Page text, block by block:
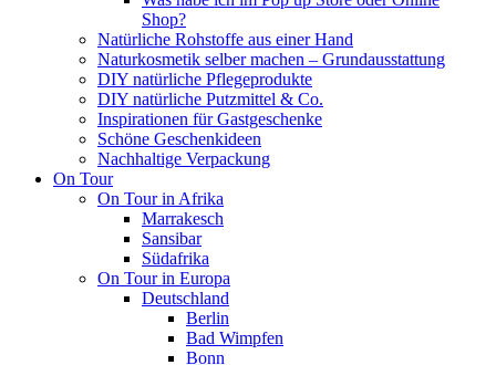
Shop?
Natürliche Rohstoffe aus einer Hand
Naturkosmetik selber machen – Grundausstattung
DIY natürliche Pflegeprodukte
DIY natürliche Putzmittel & Co.
Inspirationen für Gastgeschenke
Schöne Geschenkideen
Nachhaltige Verpackung
On Tour
On Tour in Afrika
Marrakesch
Sansibar
Südafrika
On Tour in Europa
Deutschland
Berlin
Bad Wimpfen
Bonn